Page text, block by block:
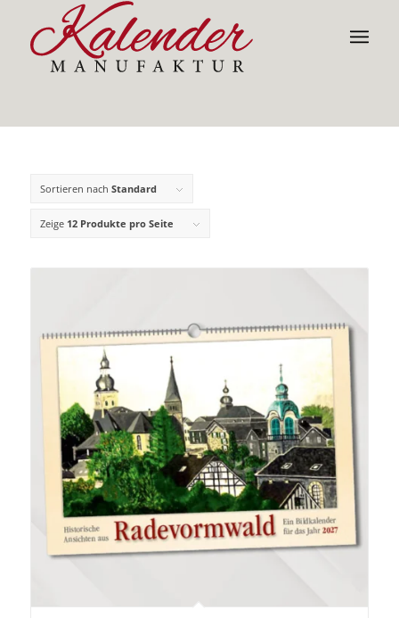
Sortieren nach Standard
Zeige 12 Produkte pro Seite